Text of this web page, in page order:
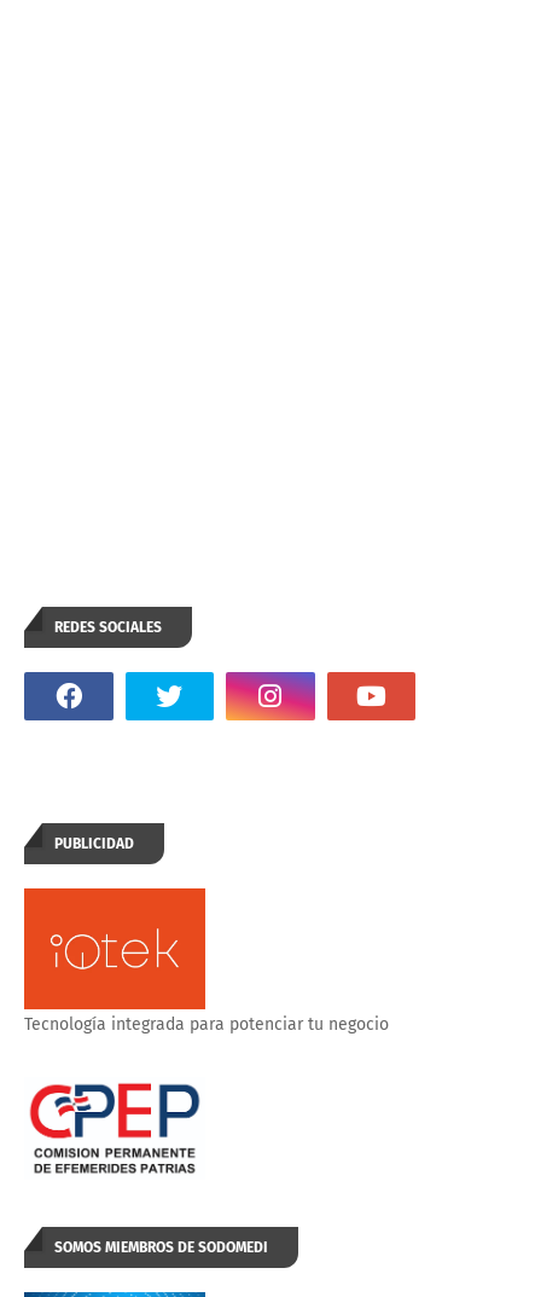
REDES SOCIALES
PUBLICIDAD
Tecnología integrada para potenciar tu negocio
SOMOS MIEMBROS DE SODOMEDI